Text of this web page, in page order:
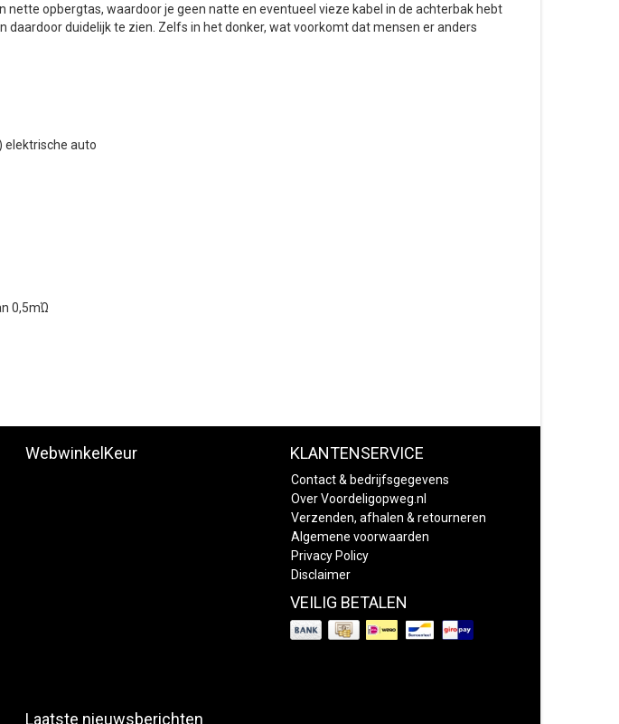
nette opbergtas, waardoor je geen natte en eventueel vieze kabel in de achterbak hebt
daardoor duidelijk te zien. Zelfs in het donker, wat voorkomt dat mensen er anders
elektrische auto
0,5mΏ
WebwinkelKeur
Laatste nieuwsberichten
KLANTENSERVICE
Contact & bedrijfsgegevens
Over Voordeligopweg.nl
Verzenden, afhalen & retourneren
Algemene voorwaarden
Privacy Policy
Disclaimer
VEILIG BETALEN